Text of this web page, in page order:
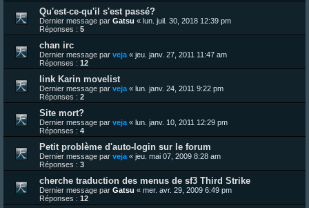
Qu'est-ce-qu'il s'est passé?
Dernier message par Gatsu « lun. juil. 30, 2018 12:39 pm
Réponses : 5
chan irc
Dernier message par veja « jeu. janv. 27, 2011 11:47 am
Réponses : 12
link Karin movelist
Dernier message par veja « lun. janv. 24, 2011 9:22 pm
Réponses : 2
Site mort?
Dernier message par veja « lun. janv. 10, 2011 12:29 pm
Réponses : 4
Petit problème d'auto-login sur le forum
Dernier message par veja « jeu. mai 07, 2009 8:28 am
Réponses : 3
cherche traduction des menus de sf3 Third Strike
Dernier message par Gatsu « mer. avr. 29, 2009 6:49 pm
Réponses : 12